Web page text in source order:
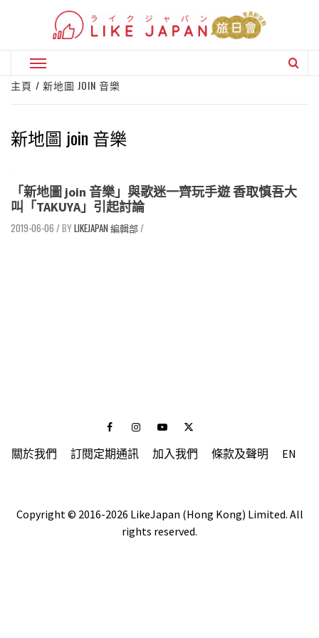
Primary
Menu
主頁 新地圖 JOIN 音樂
新地圖 join 音樂
「新地圖 join 音樂」與歌迷一齊玩手遊 香取慎吾大
叫「TAKUYA」引起討論
2019-06-06 / LIKEJAPAN 編輯部/
FacebookInstagramYoutubeTwitter
關於我們 訂閱定期通訊 加入我們 條款及聲明 EN
Copyright © 2016-2026 LikeJapan (Hong Kong) Limited. All
rights reserved.